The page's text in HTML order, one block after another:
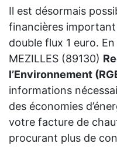
Il est désormais
financières
double flux 1 euro.
MEZILLES (89130)
l’Environnement
informations
des économies
votre facture de
procurant plus de